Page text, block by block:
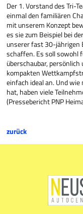
Der 1. Vorstand des Tri-
einmal den familiären
mit unserem Konzept
es sie zum Beispiel bei
unserer fast 30-jährigen
schaffen. Es soll sowohl
überschaubar,
kompakten
einfach ideal an. Und
hat, haben viele
(Pressebericht PNP
zurück